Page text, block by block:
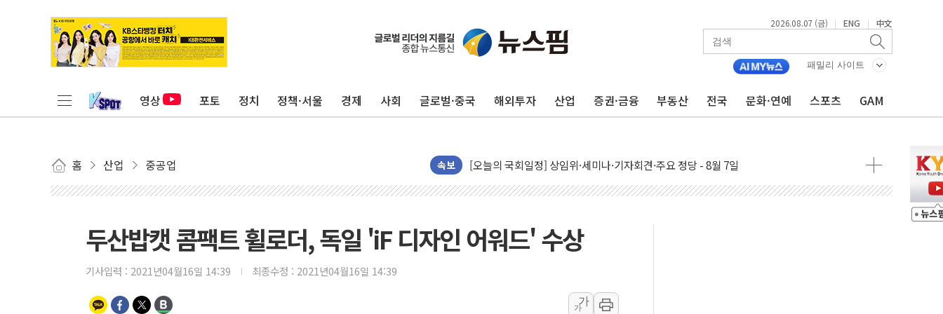
2026.08.07 (금) | ENG | 中文
패밀리 사이트
영상 포토 정치 정책·서울 경제 사회 글로벌·중국 해외투자 산업 증권·금융 부동산 전국 문화·연예 스포츠 GAM
홈 산업 중공업 속보
뉴욕증시, 유가·금리 부담에 하락…다우 5거래일 랠리 '마침표'
이란, 오만과 호르무즈 해협 재개방 합의 막바지.."美와 직접 협상 없어"
[민주 당권주자 일정] 송영길·정청래·김민석 후보 - 8월 7일
李대통령, 오늘 부동산 정책 점검 2차 회의…주택 공급 대책 막바지 조율할 듯
[오늘의 국회일정] 상임위·세미나·기자회견·주요 정당 - 8월 7일
유럽증시, 견조한 실적 소화하며 대부분 상승… "2분기 기업 순이익 21% 증가" 전망
리투아니아 국방 "러, 우크라 드론으로 나토 회원국 공격 검토… 거짓 깃발 작전"
구광모, 내주 실리콘밸리서 젠슨 황 재회…로봇·AI 데이터센터·모빌리티 구체화
뉴욕증시 프리뷰, 미 주가선물 AI주 차익실현 속 혼조세...웨스턴디지털·샌디스크↓
두산밥캣 콤팩트 휠로더, 독일 'iF 디자인 어워드' 수상
기사입력 : 2021년04월16일 14:39 최종수정 : 2021년04월16일 14:39
가
가